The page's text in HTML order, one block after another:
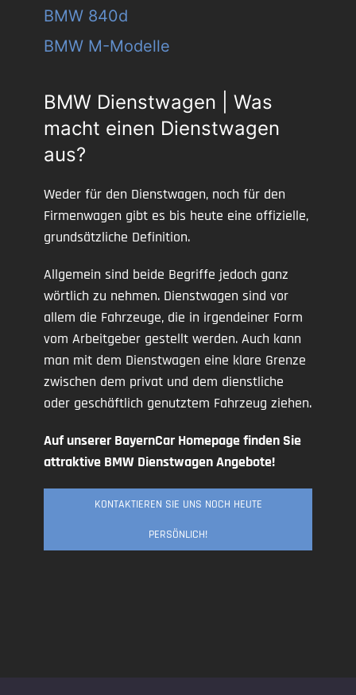
BMW 840d
BMW M-Modelle
BMW Dienstwagen | Was
macht einen Dienstwagen
aus?
Weder für den Dienstwagen, noch für den
Firmenwagen gibt es bis heute eine offizielle,
grundsätzliche Definition.
Allgemein sind beide Begriffe jedoch ganz
wörtlich zu nehmen. Dienstwagen sind vor
allem die Fahrzeuge, die in irgendeiner Form
vom Arbeitgeber gestellt werden. Auch kann
man mit dem Dienstwagen eine klare Grenze
zwischen dem privat und dem dienstliche
oder geschäftlich genutztem Fahrzeug ziehen.
Auf unserer BayernCar Homepage finden Sie
attraktive BMW Dienstwagen Angebote!
KONTAKTIEREN SIE UNS NOCH HEUTE
PERSÖNLICH!